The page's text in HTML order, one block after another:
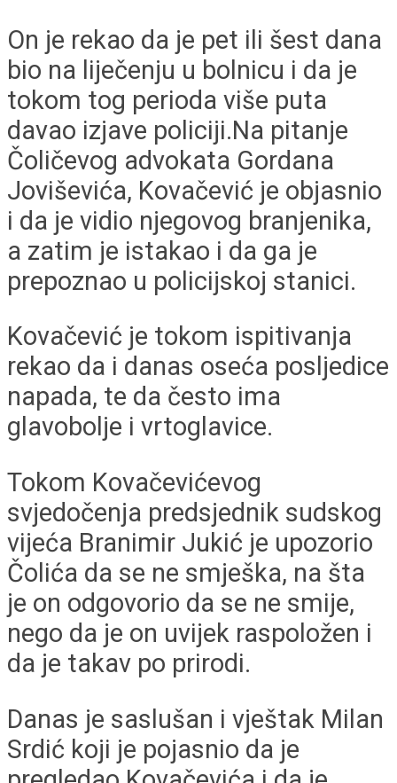
On je rekao da je pet ili šest dana
bio na liječenju u bolnicu i da je
tokom tog perioda više puta
davao izjave policiji.Na pitanje
Čoličevog advokata Gordana
Joviševića, Kovačević je objasnio
i da je vidio njegovog branjenika,
a zatim je istakao i da ga je
prepoznao u policijskoj stanici.
Kovačević je tokom ispitivanja
rekao da i danas oseća posljedice
napada, te da često ima
glavobolje i vrtoglavice.
Tokom Kovačevićevog
svjedočenja predsjednik sudskog
vijeća Branimir Jukić je upozorio
Čolića da se ne smješka, na šta
je on odgovorio da se ne smije,
nego da je on uvijek raspoložen i
da je takav po prirodi.
Danas je saslušan i vještak Milan
Srdić koji je pojasnio da je